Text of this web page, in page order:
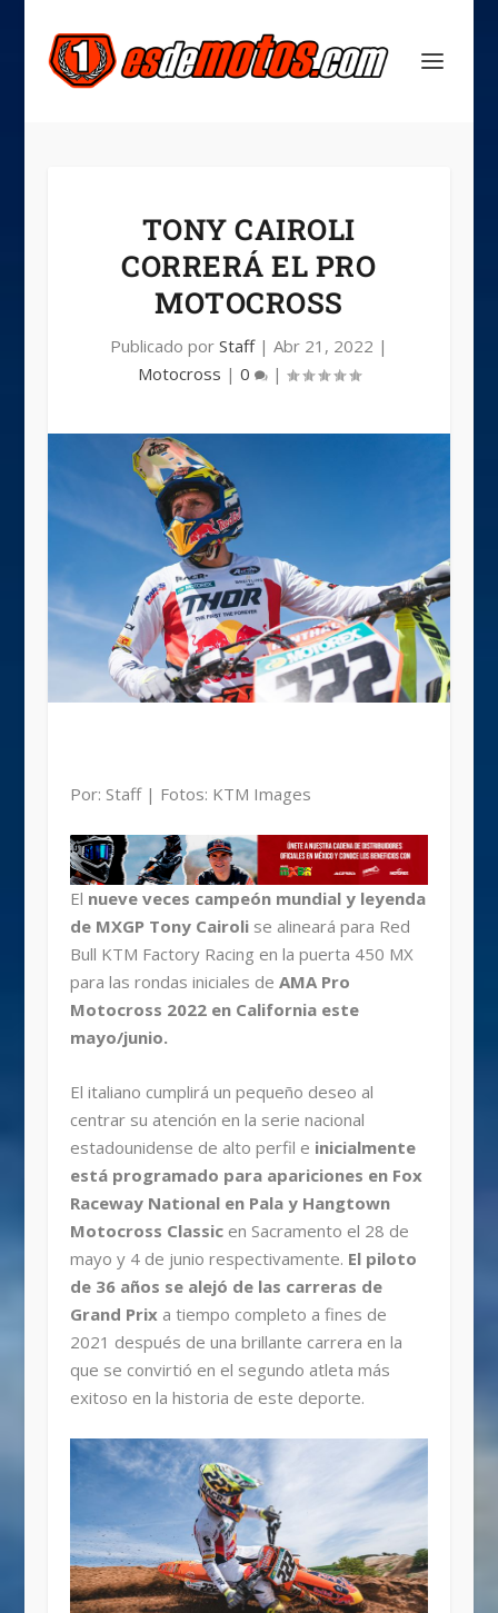
TONY CAIROLI
CORRERÁ EL PRO
MOTOCROSS
Publicado por Staff| Abr 21, 2022 |
Motocross | 0 |
Por: Staff | Fotos: KTM Images
El nueve veces campeón mundial y leyenda
de MXGP Tony Cairolise alineará para Red
Bull KTM Factory Racing en la puerta 450 MX
para las rondas iniciales de AMA Pro
Motocross 2022 en California este
mayo/junio.
El italiano cumplirá un pequeño deseo al
centrar su atención en la serie nacional
estadounidense de alto perfil e inicialmente
está programado para apariciones en Fox
Raceway National en Pala y Hangtown
Motocross Classic en Sacramento el 28 de
mayo y 4 de junio respectivamente. El piloto
de 36 años se alejó de las carreras de
Grand Prix a tiempo completo a fines de
2021 después de una brillante carrera en la
que se convirtió en el segundo atleta más
exitoso en la historia de este deporte.